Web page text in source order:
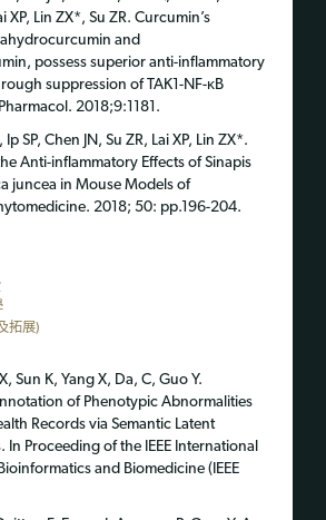
XP, Lin ZX*, Su ZR. Curcumin’s
and
possess superior anti-inflammatory
suppression of TAK1-NF-κB
2018;9:1181.
SP, Chen JN, Su ZR, Lai XP, Lin ZX*.
Anti-inflammatory Effects of Sinapis
juncea in Mouse Models of
2018; 50: pp.196-204.
拓展)
Sun K, Yang X, Da, C, Guo Y.
of Phenotypic Abnormalities
Records via Semantic Latent
In Proceeding of the IEEE International
and Biomedicine (IEEE